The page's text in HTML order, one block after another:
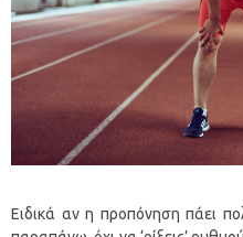
Ειδικά αν η προπόνηση πάει